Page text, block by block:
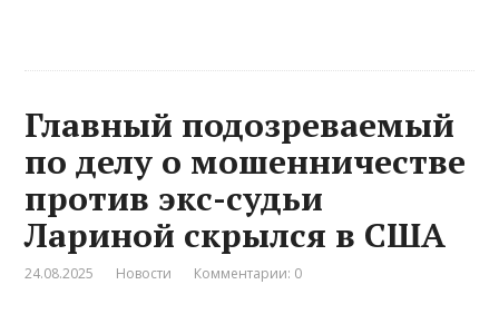
Главный подозреваемый
по делу о мошенничестве
против экс-судьи
Лариной скрылся в США
24.08.2025 Новости Комментарии: 0